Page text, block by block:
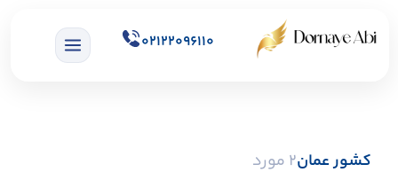
02122096110
کشور عمان2 مورد